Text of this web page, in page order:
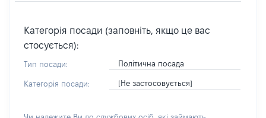
Категорія посади (заповніть, якщо це вас
стосується):
Тип посади: Політична посада
Категорія посади: [Не застосовується]